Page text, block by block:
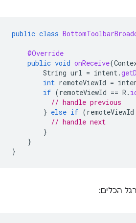
public class
@Override
public void onReceive(
String url = intent .
int remoteViewId =
if (remoteViewId == R .
// handle previous
} else if (remoteViewId
// handle next
}
}
}
הכלים: